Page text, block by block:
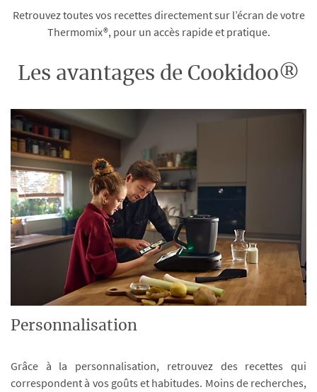
Retrouvez toutes vos recettes directement sur l’écran de votre
Thermomix®, pour un accès rapide et pratique.
Les avantages de Cookidoo®
Personnalisation
Grâce à la personnalisation, retrouvez des recettes qui
correspondent à vos goûts et habitudes. Moins de recherches,